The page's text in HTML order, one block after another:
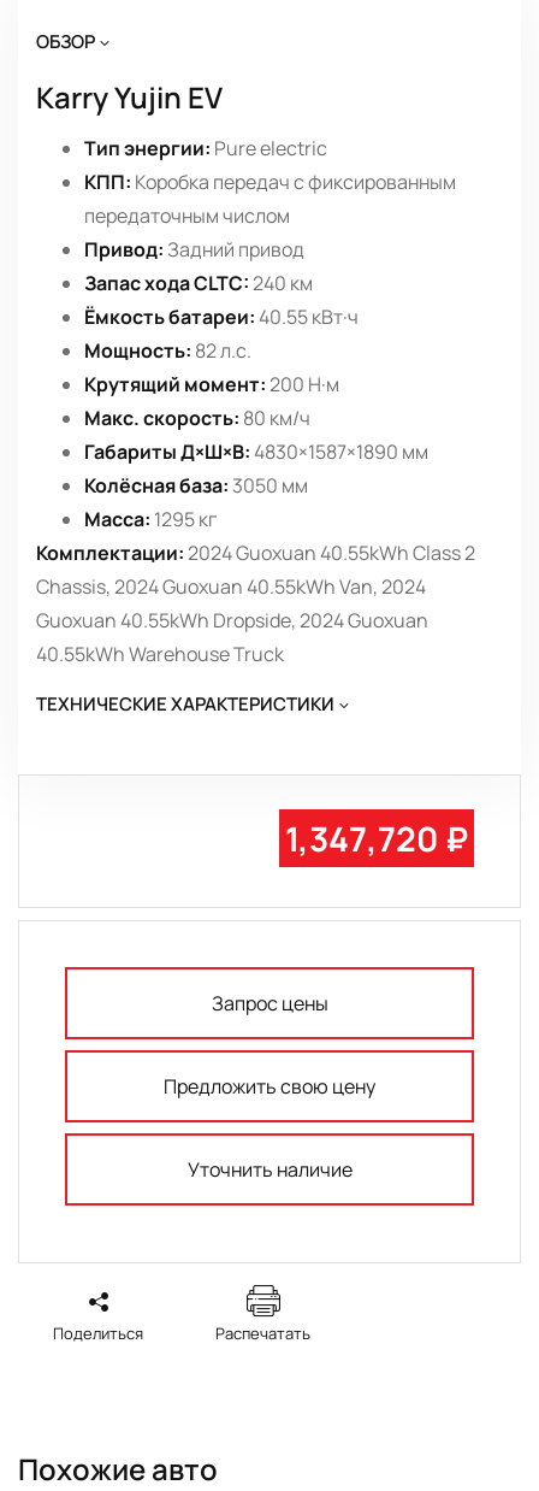
ОБЗОР
Karry Yujin EV
Тип энергии: Pure electric
КПП: Коробка передач с фиксированным
передаточным числом
Привод: Задний привод
Запас хода CLTC:240 км
Ёмкость батареи: 40.55 кВт·ч
Мощность: 82 л.с.
Крутящий момент:200 Н·м
Макс. скорость: 80 км/ч
Габариты Д×Ш×В: 4830×1587×1890 мм
Колёсная база: 3050 мм
Масса: 1295 кг
Комплектации:2024 Guoxuan 40.55kWh Class 2
Chassis, 2024 Guoxuan 40.55kWh Van, 2024
Guoxuan 40.55kWh Dropside, 2024 Guoxuan
40.55kWh Warehouse Truck
ТЕХНИЧЕСКИЕ ХАРАКТЕРИСТИКИ
1,347,720 ₽
Запрос цены
Предложить свою цену
Уточнить наличие
Поделиться Распечатать
Похожие авто